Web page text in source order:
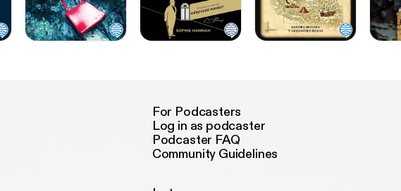
For Podcasters
Log in as podcaster
Podcaster FAQ
Community Guidelines